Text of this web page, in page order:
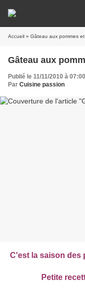
Accueil » Gâteau aux pommes
Gâteau aux
Publié le 11/11/2010 à 07:00
Par Cuisine passion
C'est la saison des
Petite